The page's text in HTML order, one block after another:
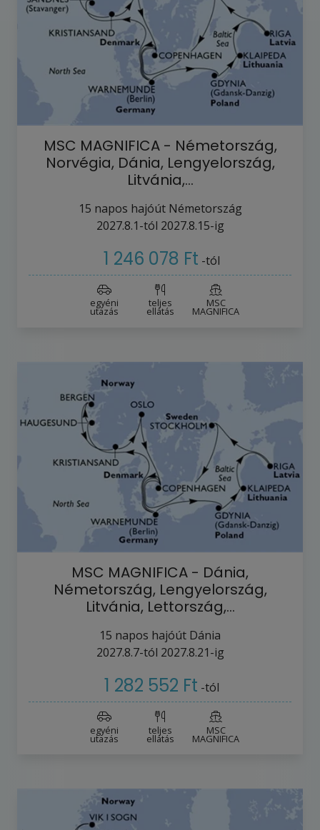
MSC MAGNIFICA - Németország,
Norvégia, Dánia, Lengyelország,
Litvánia,…
15 napos hajóút Németország
2027.8.1-tól 2027.8.15-ig
1 246 078 Ft -tól
egyéni
utazás
teljes
ellátás
MSC
MAGNIFICA
MSC MAGNIFICA - Dánia,
Németország, Lengyelország,
Litvánia, Lettország,…
15 napos hajóút Dánia
2027.8.7-tól 2027.8.21-ig
1 282 552 Ft -tól
egyéni
utazás
teljes
ellátás
MSC
MAGNIFICA